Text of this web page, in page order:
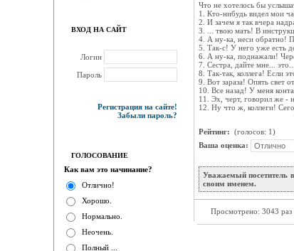
ВХОД НА САЙТ
Логин
Пароль
Регистрация на сайте!
Забыли пароль?
ГОЛОСОВАНИЕ
Как вам это начинание?
Отлично!
Хорошо.
Нормально.
Неочень.
Полный ...
Что не хотелось бы
1. Кто-нибудь видел мои
2. И зачем я так вчера
3. ... твою мать! В
4. А ну-ка, неси обратно!
5. Так-с! У него уже есть
6. А ну-ка, поднажали!
7. Сестра, дайте мне...
8. Так-так, коллега! Если
9. Вот зараза! Опять свет
10. Все назад! У меня
11. Эх, черт, говорил же -
12. Ну что ж, коллеги!
Рейтинг: (голосов: 1)
Ваша оценка:
Уважаемый посетитель
своим именем.
Просмотрено: 3043 раз